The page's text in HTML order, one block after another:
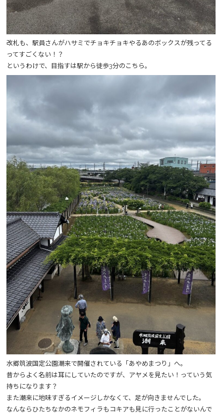
改札も、駅員さんがハサミでチョキチョキやるあのボックスが残ってる
ってすごくない！？
というわけで、目指すは駅から徒歩3分のこちら。
水郷筑波国定公園潮来で開催されている「あやめまつり」へ。
昔からよく名前は耳にしていたのですが、アヤメを見たい！っていう気
持ちになります？
また潮来に地味すぎるイメージしかなくて、足が向きませんでした。
なんならひたちなかのネモフィラもコキアも見に行ったことがないんで